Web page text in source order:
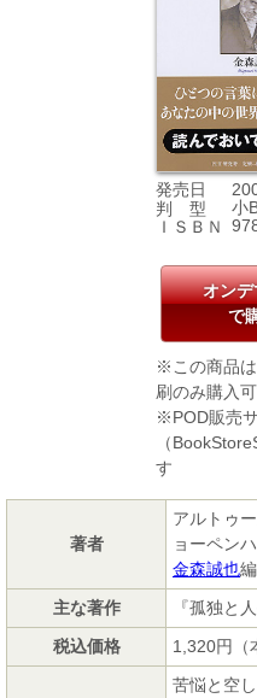
発売日
判 型
小
ＩＳＢＮ
オンデ
で
※この商品
刷のみ購入
※POD販売
（
す
著者
アルトゥ
ョーペン
金森誠也
主な著作
『孤独と
税込価格
1,320円（
苦悩と空